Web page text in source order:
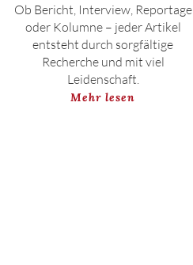
Ob Bericht, Interview, Reportage
oder Kolumne – jeder Artikel
entsteht durch sorgfältige
Recherche und mit viel
Leidenschaft.
Mehr lesen